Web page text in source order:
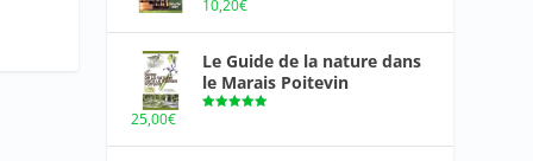
10,20€
Le Guide de la nature dans
le Marais Poitevin
25,00€